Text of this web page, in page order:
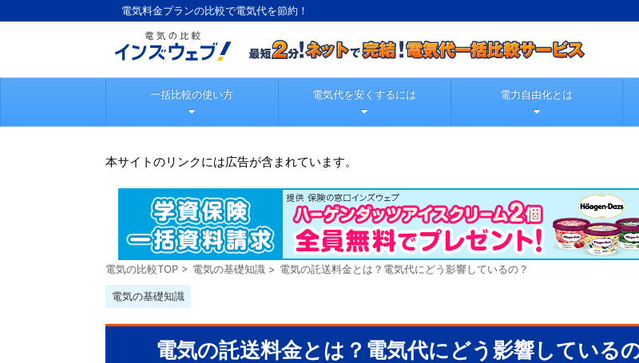
電気料金プランの比較で電気代を節約！
一括比較の使い方 電気代を安くするには 電力自由化とは
本サイトのリンクには広告が含まれています。
電気の比較TOP > 電気の基礎知識 > 電気の託送料金とは？電気代にどう影響しているの？
電気の基礎知識
電気の託送料金とは？電気代にどう影響している